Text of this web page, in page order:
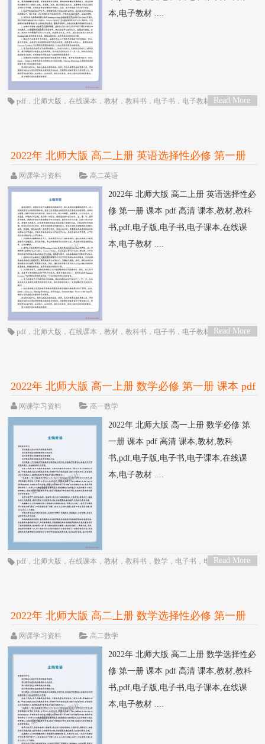
本,电子教材 ....
Read More
pdf ，北师大版 ，在线课本 ，教材 ，教科书 ， 电子书 ， 电子教材 ，电子版，
2022年 北师大版 高二上册 英语选择性必修 第一册
课本 pdf 高清
网课学习资料 高二英语
2022年 北师大版 高二上册 英语选择性必
修 第一册 课本 pdf 高清 课本,教材,教科
书,pdf,电子版,电子书,电子课本,在线课
本,电子教材 ....
Read More
pdf ，北师大版 ，在线课本 ，教材 ，教科书 ， 电子书 ， 电子教材 ，电子版 ，
2022年 北师大版 高一上册 数学必修 第一册 课本 pdf
高清
网课学习资料 高一数学
2022年 北师大版 高一上册 数学必修 第
一册 课本 pdf 高清 课本,教材,教科
书,pdf,电子版,电子书,电子课本,在线课
本,电子教材 ....
Read More
pdf ，北师大版 ，在线课本 ，教材 ，教科书 ，数学 ， 电子书 ， 电子教材 ，电
2022年 北师大版 高二上册 数学选择性必修 第一册
课本 pdf 高清
网课学习资料 高二数学
2022年 北师大版 高二上册 数学选择性必
修 第一册 课本 pdf 高清 课本,教材,教科
书,pdf,电子版,电子书,电子课本,在线课
本,电子教材 ....